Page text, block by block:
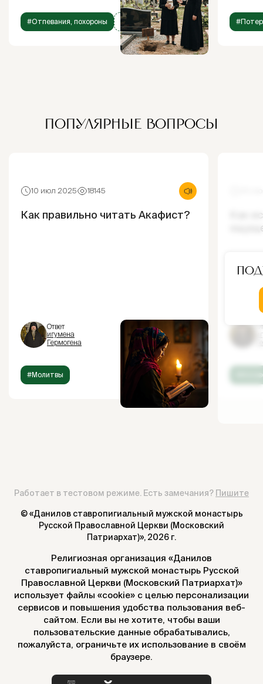
#Отпевания, похороны +1
ПОПУЛЯРНЫЕ ВОПРОСЫ
10 июл 2025 18145
Как правильно читать Акафист?
Ответ
игумена
Гермогена
#Молитвы
Как
Работает в тестовом режиме. Есть замечания? Пишите
© «Данилов ставропигиальный мужской монастырь
Русской Православной Церкви (Московский
Патриархат)», 2026 г.
Религиозная организация «Данилов
ставропигиальный мужской монастырь Русской
Православной Церкви (Московский Патриархат)»
использует файлы «cookie» с целью персонализации
сервисов и повышения удобства пользования веб-
сайтом. Если вы не хотите, чтобы ваши
пользовательские данные обрабатывались,
пожалуйста, ограничьте их использование в своём
браузере.